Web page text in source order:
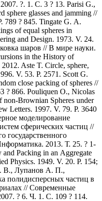
?. 1. С. 3 ? 13. Parisi G.,
sphere glasses and jamming //
789 ? 845. Tingate G. A.
of equal spheres in
and Design. 1973. V. 24.
шаров // В мире науки.
in the History of
Aste T. Circle, sphere,
V. 53. P. 2571. Scott G.
close packing of spheres //
? 866. Pouliquen O., Nicolas
Brownian Spheres under
Letters. 1997. V. 79. P. 3640
моделирование
сферических частиц //
государственного
2013. Т. 25. ? 1-
Packing in an Aggregate
Physics. 1949. V. 20. P. 154;
В., Лупанов А. П.,
полидисперсных частиц в
// Современные
? 6. Ч. 1. С. 109 ? 114.